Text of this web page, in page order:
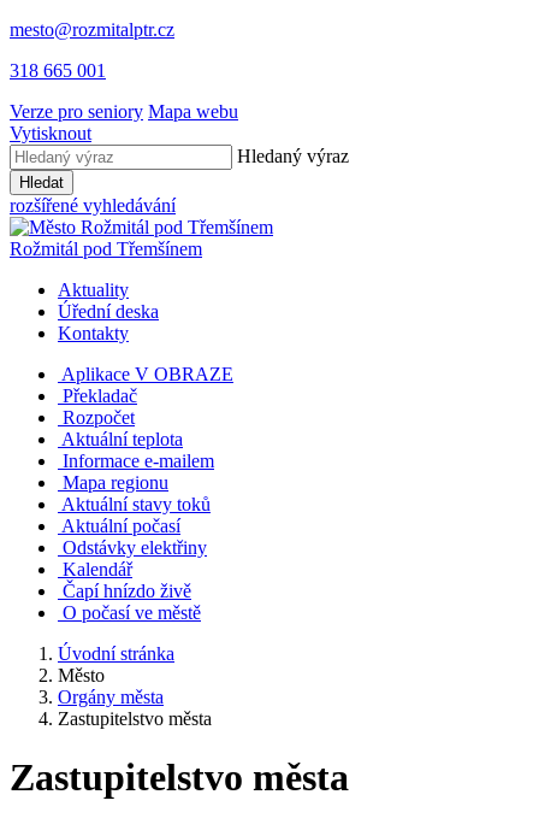
mesto@rozmitalptr.cz
318 665 001
Verze pro seniory Mapa webu
Vytisknout
Hledaný výraz
Hledat
rozšířené vyhledávání
Rožmitál pod Třemšínem
Aktuality
Úřední deska
Kontakty
Aplikace V OBRAZE
Překladač
Rozpočet
Aktuální teplota
Informace e-mailem
Mapa regionu
Aktuální stavy toků
Aktuální počasí
Odstávky elektřiny
Kalendář
Čapí hnízdo živě
O počasí ve městě
Úvodní stránka
Město
Orgány města
Zastupitelstvo města
Zastupitelstvo města